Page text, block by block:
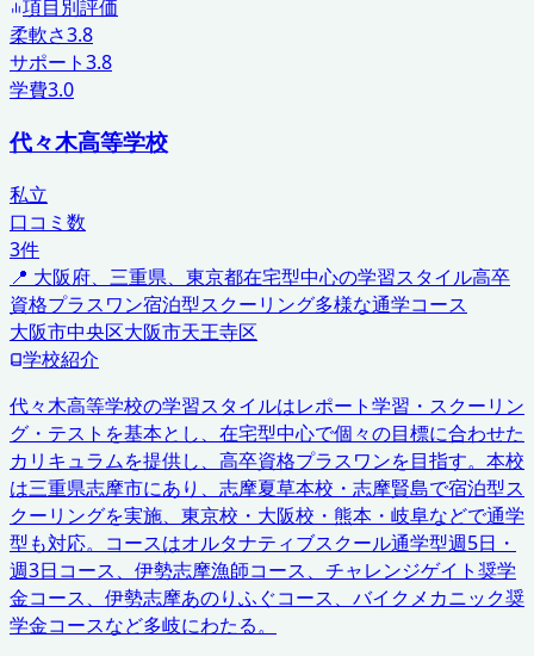
項目別評価
柔軟さ3.8
サポート3.8
学費3.0
代々木高等学校
私立
口コミ数
3件
📍 大阪府、三重県、東京都在宅型中心の学習スタイル高卒
資格プラスワン宿泊型スクーリング多様な通学コース
大阪市中央区大阪市天王寺区
学校紹介
代々木高等学校の学習スタイルはレポート学習・スクーリン
グ・テストを基本とし、在宅型中心で個々の目標に合わせた
カリキュラムを提供し、高卒資格プラスワンを目指す。本校
は三重県志摩市にあり、志摩夏草本校・志摩賢島で宿泊型ス
クーリングを実施、東京校・大阪校・熊本・岐阜などで通学
型も対応。コースはオルタナティブスクール通学型週5日・
週3日コース、伊勢志摩漁師コース、チャレンジゲイト奨学
金コース、伊勢志摩あのりふぐコース、バイクメカニック奨
学金コースなど多岐にわたる。